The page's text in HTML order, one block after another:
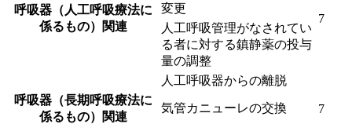
呼吸器（人工呼吸療法に
係るもの）関連
7
変更
人工呼吸管理がなされてい
る者に対する鎮静薬の投与
量の調整
人工呼吸器からの離脱
呼吸器（長期呼吸療法に
係るもの）関連
気管カニューレの交換 7